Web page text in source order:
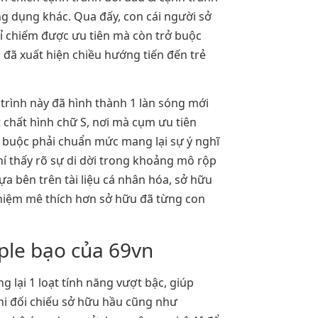
dụng khác. Qua đấy, con cái người sở
chiếm được ưu tiên mà còn trở buộc
xuất hiện chiều hướng tiến đến trẻ
này đã hình thành 1 làn sóng mới
hình chữ S, nơi mà cụm ưu tiên
phải chuẩn mức mang lại sự ý nghĩ
thấy rõ sự di dời trong khoảng mô rộp
bên trên tài liệu cá nhân hóa, sở hữu
mê thích hơn sở hữu đã từng con
bạo của 69vn
lại 1 loạt tính năng vượt bậc, giúp
đối chiếu sở hữu hầu cũng như